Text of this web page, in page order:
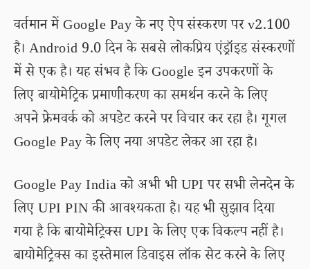
वर्तमान में Google Pay के नए ऐप संस्करण पर v2.100
है। Android 9.0 दिन के सबसे लोकप्रिय एंड्रॉइड संस्करणों
में से एक है। यह संभव है कि Google इन उपकरणों के
लिए बायोमेट्रिक प्रमाणीकरण का समर्थन करने के लिए
अपने फ्रेमवर्क को अपडेट करने पर विचार कर रहा है। गूगल
Google Pay के लिए नया अपडेट लेकर आ रहा है।
Google Pay India को अभी भी UPI पर सभी लेनदेन के
लिए UPI PIN की आवश्यकता है। यह भी सुझाव दिया
गया है कि बायोमेट्रिक्स UPI के लिए एक विकल्प नहीं है।
बायोमेट्रिक्स का इस्तेमाल डिवाइस लॉक सेट करने के लिए